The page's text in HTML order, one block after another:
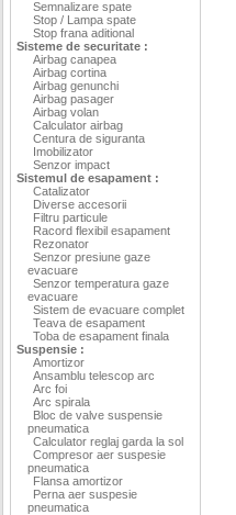
Semnalizare spate
Stop / Lampa spate
Stop frana aditional
Sisteme de securitate :
Airbag canapea
Airbag cortina
Airbag genunchi
Airbag pasager
Airbag volan
Calculator airbag
Centura de siguranta
Imobilizator
Senzor impact
Sistemul de esapament :
Catalizator
Diverse accesorii
Filtru particule
Racord flexibil esapament
Rezonator
Senzor presiune gaze
evacuare
Senzor temperatura gaze
evacuare
Sistem de evacuare complet
Teava de esapament
Toba de esapament finala
Suspensie :
Amortizor
Ansamblu telescop arc
Arc foi
Arc spirala
Bloc de valve suspensie
pneumatica
Calculator reglaj garda la sol
Compresor aer suspesie
pneumatica
Flansa amortizor
Perna aer suspesie
pneumatica